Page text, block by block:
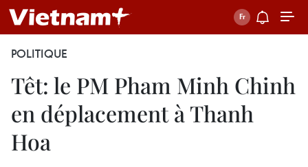
POLITIQUE
Têt: le PM Pham Minh Chinh
en déplacement à Thanh
Hoa